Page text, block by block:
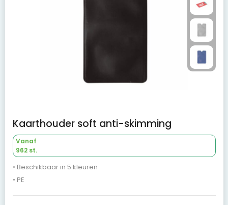
Kaarthouder soft anti-skimming
Vanaf
962 st.
• Beschikbaar in 5 kleuren
• PE